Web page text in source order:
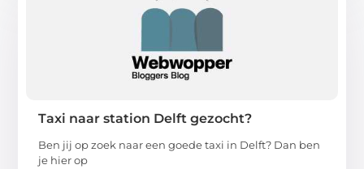
Taxi naar station Delft gezocht?
Ben jij op zoek naar een goede taxi in Delft? Dan ben
je hier op